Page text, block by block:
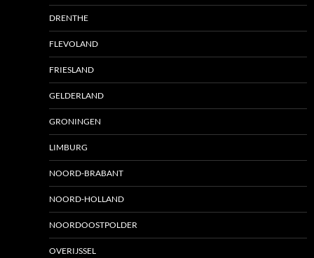
DRENTHE
FLEVOLAND
FRIESLAND
GELDERLAND
GRONINGEN
LIMBURG
NOORD-BRABANT
NOORD-HOLLAND
NOORDOOSTPOLDER
OVERIJSSEL